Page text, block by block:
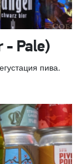
- Pale)
пива.